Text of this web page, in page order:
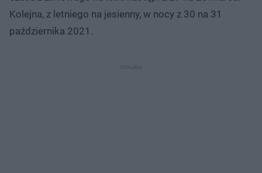
Kolejna, z letniego na jesienny, w nocy z 30 na 31
października 2021.